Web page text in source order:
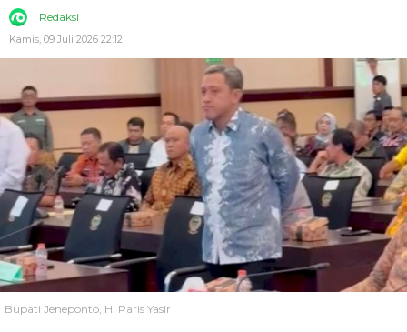
Redaksi
Kamis, 09 Juli 2026 22:12
Bupati Jeneponto, H. Paris Yasir